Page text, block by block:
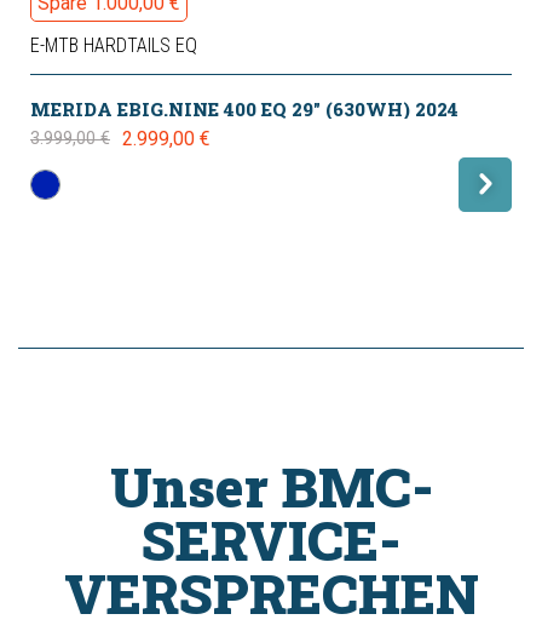
E-MTB HARDTAILS EQ
MERIDA EBIG.NINE 400 EQ 29" (630WH) 2024
3.999,00 € 2.999,00 €
Unser BMC-
SERVICE-
VERSPRECHEN